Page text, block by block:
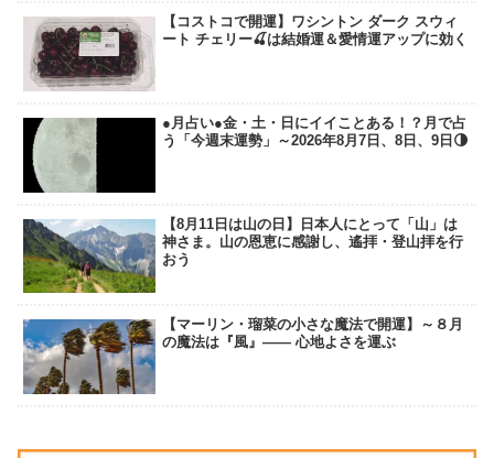
【コストコで開運】ワシントン ダーク スウィ
ート チェリー🍒は結婚運＆愛情運アップに効く
●月占い●金・土・日にイイことある！？月で占
う「今週末運勢」～2026年8月7日、8日、9日🌗
【8月11日は山の日】日本人にとって「山」は
神さま。山の恩恵に感謝し、遙拝・登山拝を行
おう
【マーリン・瑠菜の小さな魔法で開運】～８月
の魔法は『風』―― 心地よさを運ぶ